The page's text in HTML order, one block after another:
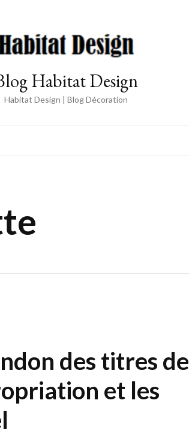
Habitat Design
Habitat Design | Blog Décoration
des titres de
et les